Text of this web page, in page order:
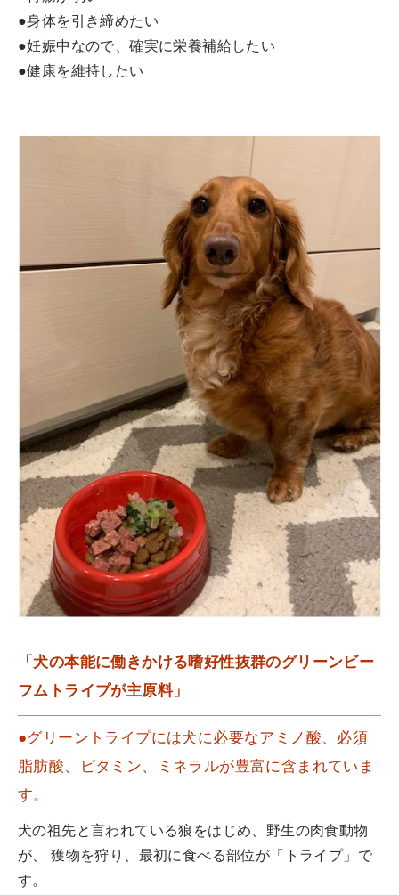
●身体を引き締めたい
●妊娠中なので、確実に栄養補給したい
●健康を維持したい
「犬の本能に働きかける嗜好性抜群のグリーンビー
フムトライプが主原料」
●グリーントライプには犬に必要なアミノ酸、必須
脂肪酸、ビタミン、ミネラルが豊富に含まれていま
す。
犬の祖先と言われている狼をはじめ、野生の肉食動物
が、 獲物を狩り、最初に食べる部位が「トライプ」で
す。